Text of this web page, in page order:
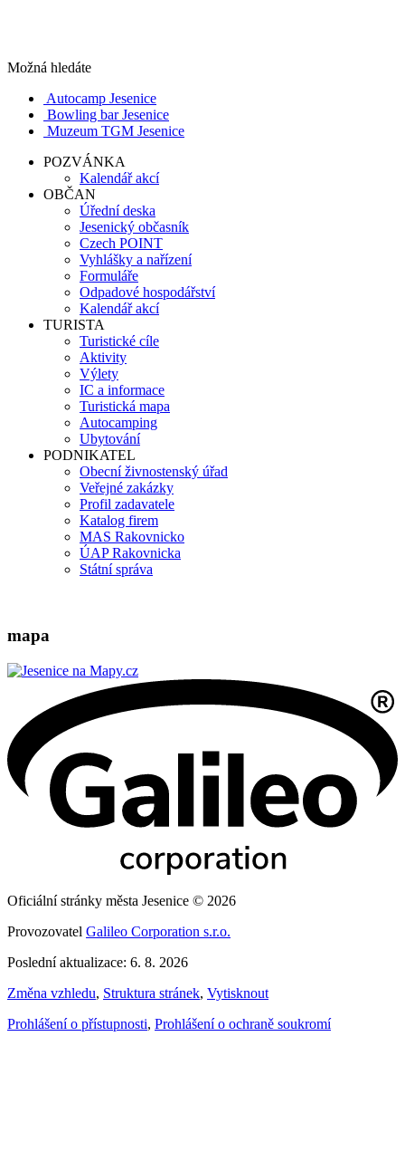
Možná hledáte
Autocamp Jesenice
Bowling bar Jesenice
Muzeum TGM Jesenice
POZVÁNKA
Kalendář akcí
OBČAN
Úřední deska
Jesenický občasník
Czech POINT
Vyhlášky a nařízení
Formuláře
Odpadové hospodářství
Kalendář akcí
TURISTA
Turistické cíle
Aktivity
Výlety
IC a informace
Turistická mapa
Autocamping
Ubytování
PODNIKATEL
Obecní živnostenský úřad
Veřejné zakázky
Profil zadavatele
Katalog firem
MAS Rakovnicko
ÚAP Rakovnicka
Státní správa
mapa
Oficiální stránky města Jesenice © 2026
Provozovatel Galileo Corporation s.r.o.
Poslední aktualizace: 6. 8. 2026
Změna vzhledu, Struktura stránek, Vytisknout
Prohlášení o přístupnosti, Prohlášení o ochraně soukromí